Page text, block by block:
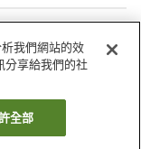
我們網站的效
分享給我們的社
全部